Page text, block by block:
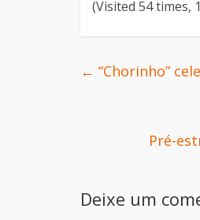
(Visited 54 times,
← “Chorinho”
Pré-
Deixe um